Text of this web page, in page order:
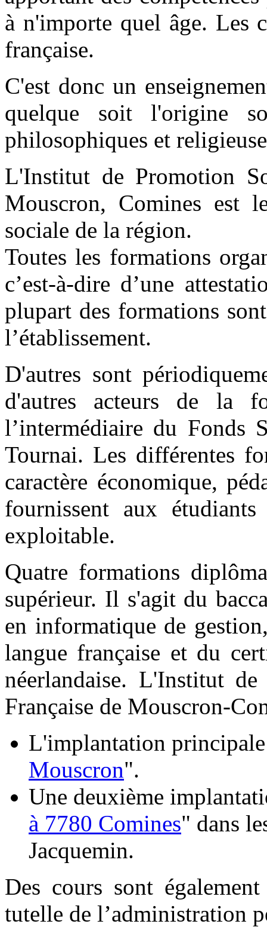
à n'importe quel âge. Les
française.
C'est donc un
quelque soit l'origine
philosophiques et
L'Institut de Promotion
Mouscron, Comines est
sociale de la région.
Toutes les formations
c’est-à-dire d’une
plupart des formations
l’établissement.
D'autres sont
d'autres acteurs de la
l’intermédiaire du Fonds
Tournai. Les différentes
caractère économique,
fournissent aux
exploitable.
Quatre formations
supérieur. Il s'agit du
en informatique de
langue française et du
néerlandaise. L'Institut
Française de Mouscron-
L'implantation
Mouscron".
Une deuxième
à 7780 Comines" dans
Jacquemin.
Des cours sont
tutelle de l’administration